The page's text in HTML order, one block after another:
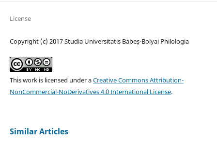
License
Copyright (c) 2017 Studia Universitatis Babeș-Bolyai Philologia
This work is licensed under aCreative Commons Attribution-
NonCommercial-NoDerivatives 4.0 International License.
Similar Articles